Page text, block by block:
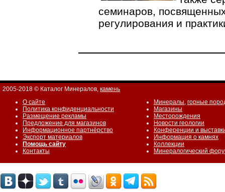
семинаров,
регулирования и
2005-2018 © Каталог Минералов, камень
О сайте
Политика конфиденциальности
Размещение рекламы
Предложение для магазинов
Информационное партнёрство
Экспорт материалов
Помощь сайту
Контакты
Минералы, горные
Магазины
Месторождения
Новости геологии
Конференции и
Информация о камнях
Коллекции
Минералогический